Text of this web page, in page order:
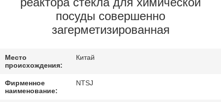
КАЧЕСТВА
МЫ
НОВОСТИ
посуды совершенно
загерметизированная
Место
происхождения:
Китай
Фирменное
наименование:
NTSJ